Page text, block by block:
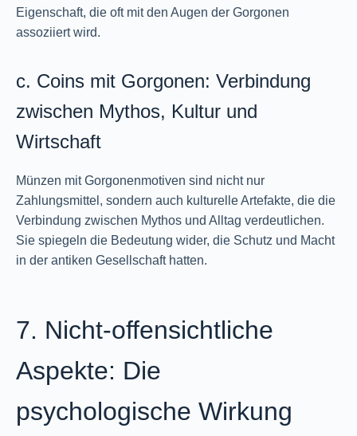
Eigenschaft, die oft mit den Augen der Gorgonen
assoziiert wird.
c. Coins mit Gorgonen: Verbindung
zwischen Mythos, Kultur und
Wirtschaft
Münzen mit Gorgonenmotiven sind nicht nur
Zahlungsmittel, sondern auch kulturelle Artefakte, die die
Verbindung zwischen Mythos und Alltag verdeutlichen.
Sie spiegeln die Bedeutung wider, die Schutz und Macht
in der antiken Gesellschaft hatten.
7. Nicht-offensichtliche
Aspekte: Die
psychologische Wirkung